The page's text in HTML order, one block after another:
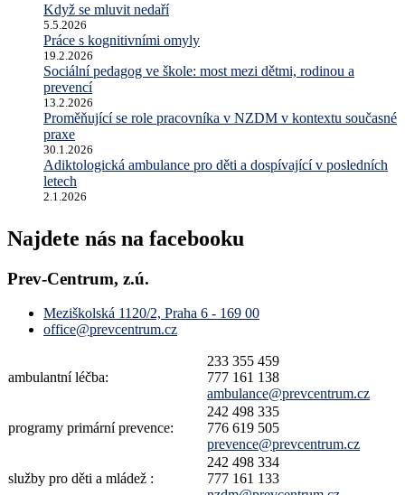
Když se mluvit nedaří
5.5.2026
Práce s kognitivními omyly
19.2.2026
Sociální pedagog ve škole: most mezi dětmi, rodinou a
prevencí
13.2.2026
Proměňující se role pracovníka v NZDM v kontextu současné
praxe
30.1.2026
Adiktologická ambulance pro děti a dospívající v posledních
letech
2.1.2026
Najdete nás na facebooku
Prev-Centrum, z.ú.
Meziškolská 1120/2, Praha 6 - 169 00
office@prevcentrum.cz
ambulantní léčba:
233 355 459
777 161 138
ambulance@prevcentrum.cz
programy primární prevence:
242 498 335
776 619 505
prevence@prevcentrum.cz
služby pro děti a mládež :
242 498 334
777 161 133